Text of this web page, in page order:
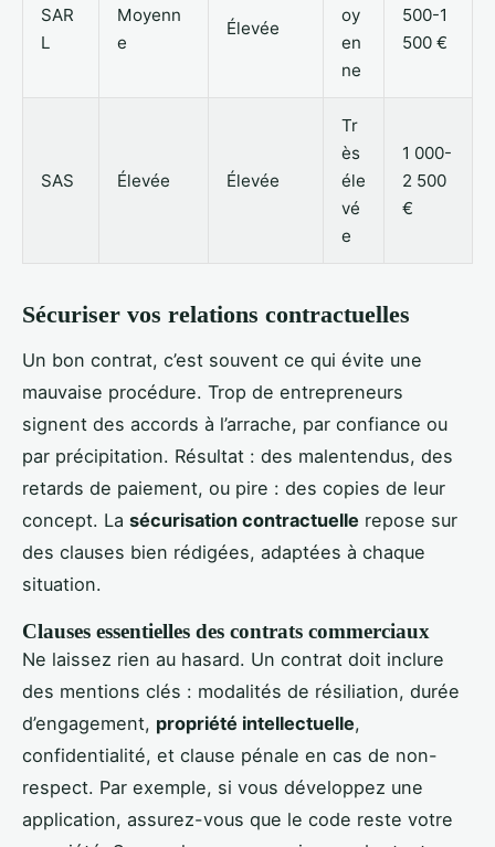
SAR
L
Moyenn
e
Élevée
oy
en
ne
500-1
500 €
SAS Élevée Élevée
Tr
ès
éle
vé
e
1 000-
2 500
€
Sécuriser vos relations contractuelles
Un bon contrat, c’est souvent ce qui évite une
mauvaise procédure. Trop de entrepreneurs
signent des accords à l’arrache, par confiance ou
par précipitation. Résultat : des malentendus, des
retards de paiement, ou pire : des copies de leur
concept. La sécurisation contractuelle repose sur
des clauses bien rédigées, adaptées à chaque
situation.
Clauses essentielles des contrats commerciaux
Ne laissez rien au hasard. Un contrat doit inclure
des mentions clés : modalités de résiliation, durée
d’engagement, propriété intellectuelle,
confidentialité, et clause pénale en cas de non-
respect. Par exemple, si vous développez une
application, assurez-vous que le code reste votre